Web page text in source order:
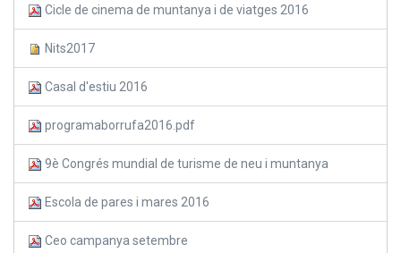
Cicle de cinema de muntanya i de viatges 2016
Nits2017
Casal d'estiu 2016
programaborrufa2016.pdf
9è Congrés mundial de turisme de neu i muntanya
Escola de pares i mares 2016
Ceo campanya setembre